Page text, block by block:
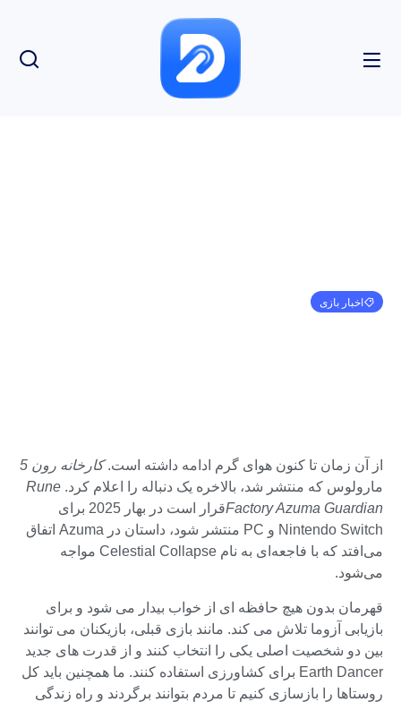
اخبار بازی
از آن زمان تا کنون هوای گرم ادامه داشته است.کارخانه رون 5
مارولوس که منتشر شد، بالاخره یک دنباله را اعلام کرد. Rune
Factory Azuma Guardian
قرار است در بهار 2025 برای
Nintendo Switch و PC منتشر شود، داستان در Azuma اتفاق
می‌افتد که با فاجعه‌ای به نام Celestial Collapse مواجه
می‌شود.
قهرمان بدون هیچ حافظه ای از خواب بیدار می شود و برای
بازیابی آزوما تلاش می کند. مانند بازی قبلی، بازیکنان می توانند
بین دو شخصیت اصلی یکی را انتخاب کنند و از قدرت های جدید
Earth Dancer برای کشاورزی استفاده کنند. ما همچنین باید کل
روستاها را بازسازی کنیم تا مردم بتوانند برگردند و راه زندگی